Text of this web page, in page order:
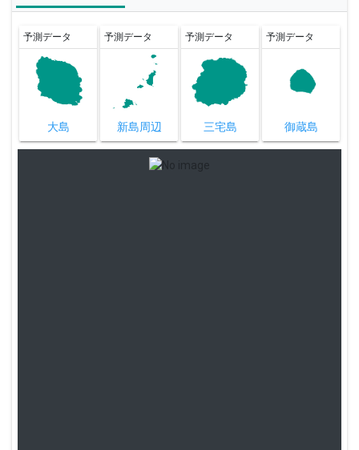
予測データ
大島
予測データ
新島周辺
予測データ
三宅島
予測データ
御蔵島